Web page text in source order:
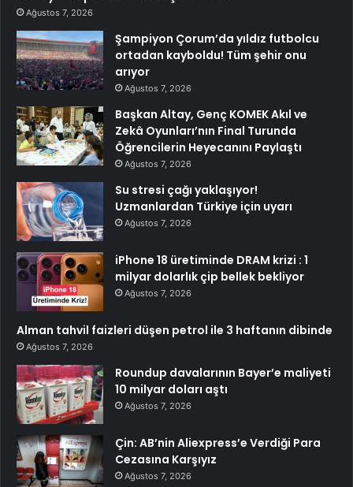
Ağustos 7, 2026
Şampiyon Çorum’da yıldız futbolcu
ortadan kayboldu! Tüm şehir onu
arıyor
Ağustos 7, 2026
Başkan Altay, Genç KOMEK Akıl ve
Zekâ Oyunları’nın Final Turunda
Öğrencilerin Heyecanını Paylaştı
Ağustos 7, 2026
Su stresi çağı yaklaşıyor!
Uzmanlardan Türkiye için uyarı
Ağustos 7, 2026
iPhone 18 üretiminde DRAM krizi : 1
milyar dolarlık çip bellek bekliyor
Ağustos 7, 2026
Alman tahvil faizleri düşen petrol ile 3 haftanın dibinde
Ağustos 7, 2026
Roundup davalarının Bayer’e maliyeti
10 milyar doları aştı
Ağustos 7, 2026
Çin: AB’nin Aliexpress’e Verdiği Para
Cezasına Karşıyız
Ağustos 7, 2026